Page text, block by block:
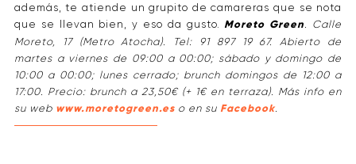
además, te atiende un grupito de camareras que se nota
que se llevan bien, y eso da gusto.Moreto Green. Calle
Moreto, 17 (Metro Atocha). Tel: 91 897 19 67. Abierto de
martes a viernes de 09:00 a 00:00; sábado y domingo de
10:00 a 00:00; lunes cerrado; brunch domingos de 12:00 a
17:00. Precio: brunch a 23,50€ (+ 1€ en terraza). Más info en
su web www.moretogreen.eso en su Facebook.